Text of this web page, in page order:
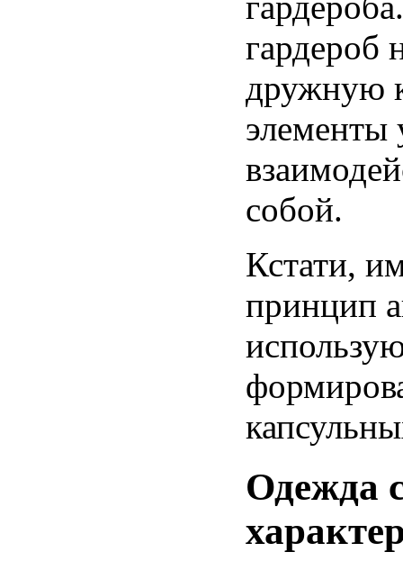
гардероб
дружную
элементы
собой.
Кстати,
принцип
Одежда